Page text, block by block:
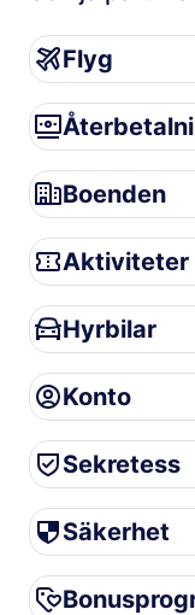
Flyg
Flyg
Återbetalningar
Boenden
Boenden
Aktiviteter
Aktiviteter
Hyrbilar
Hyrbilar
Konto
Konto
Sekretess
Sekretess
Säkerhet
Säkerhet
Bonusprogram